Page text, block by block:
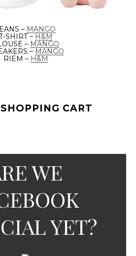
– MANGO
SHIRT – H&M
– MANGO
– MANGO
RIEM – H&M
CART
WE
YET?